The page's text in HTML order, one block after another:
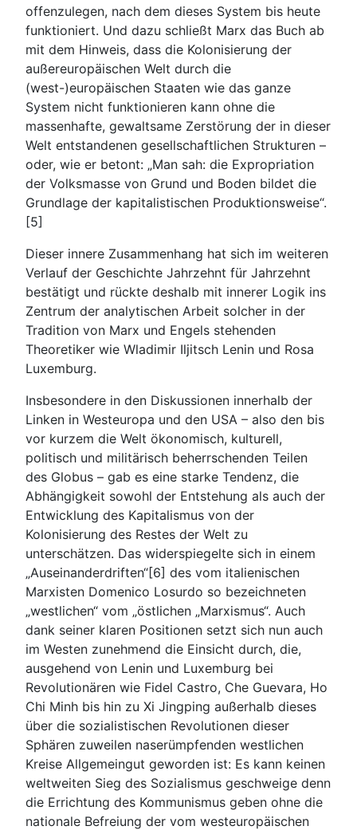
offenzulegen, nach dem dieses System bis heute
funktioniert. Und dazu schließt Marx das Buch ab
mit dem Hinweis, dass die Kolonisierung der
außereuropäischen Welt durch die
(west-)europäischen Staaten wie das ganze
System nicht funktionieren kann ohne die
massenhafte, gewaltsame Zerstörung der in dieser
Welt entstandenen gesellschaftlichen Strukturen –
oder, wie er betont: „Man sah: die Expropriation
der Volksmasse von Grund und Boden bildet die
Grundlage der kapitalistischen Produktionsweise“.
[5]
Dieser innere Zusammenhang hat sich im weiteren
Verlauf der Geschichte Jahrzehnt für Jahrzehnt
bestätigt und rückte deshalb mit innerer Logik ins
Zentrum der analytischen Arbeit solcher in der
Tradition von Marx und Engels stehenden
Theoretiker wie Wladimir Iljitsch Lenin und Rosa
Luxemburg.
Insbesondere in den Diskussionen innerhalb der
Linken in Westeuropa und den USA – also den bis
vor kurzem die Welt ökonomisch, kulturell,
politisch und militärisch beherrschenden Teilen
des Globus – gab es eine starke Tendenz, die
Abhängigkeit sowohl der Entstehung als auch der
Entwicklung des Kapitalismus von der
Kolonisierung des Restes der Welt zu
unterschätzen. Das widerspiegelte sich in einem
„Auseinanderdriften“[6] des vom italienischen
Marxisten Domenico Losurdo so bezeichneten
„westlichen“ vom „östlichen „Marxismus“. Auch
dank seiner klaren Positionen setzt sich nun auch
im Westen zunehmend die Einsicht durch, die,
ausgehend von Lenin und Luxemburg bei
Revolutionären wie Fidel Castro, Che Guevara, Ho
Chi Minh bis hin zu Xi Jingping außerhalb dieses
über die sozialistischen Revolutionen dieser
Sphären zuweilen naserümpfenden westlichen
Kreise Allgemeingut geworden ist: Es kann keinen
weltweiten Sieg des Sozialismus geschweige denn
die Errichtung des Kommunismus geben ohne die
nationale Befreiung der vom westeuropäischen